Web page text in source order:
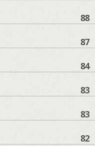
88
87
84
83
83
82